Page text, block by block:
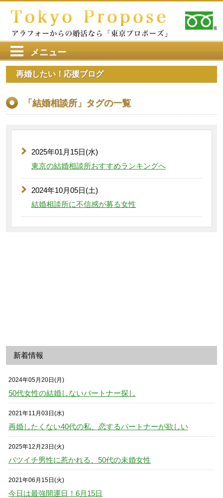
メニュー
再婚したい！応援ブログ
「結婚相談所」タグの一覧
2025年01月15日(水)
東京の結婚相談所おすすめランキングへ
2024年10月05日(土)
結婚相談所に不信感が募る女性
新着情報
2024年05月20日(月)
50代女性の結婚しないパートナー探し
2021年11月03日(水)
再婚したくない40代の私、恋するパートナーが欲しい
2025年12月23日(火)
バツイチ男性に惹かれる、50代の未婚女性
2021年06月15日(火)
今日は最強開運日！6月15日